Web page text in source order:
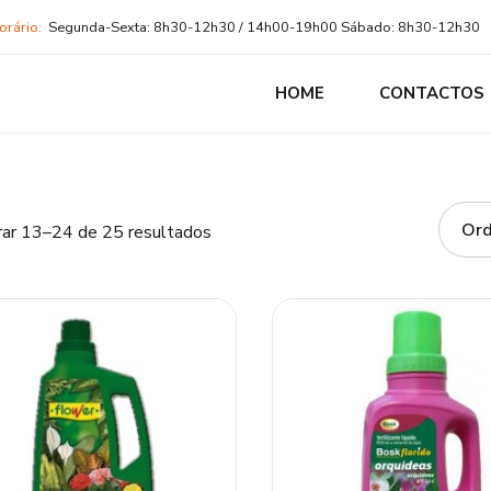
Segunda-Sexta: 8h30-12h30 / 14h00-19h00 Sábado: 8h30-12h30
HOME CONTACTOS
13–24 de 25 resultados
por